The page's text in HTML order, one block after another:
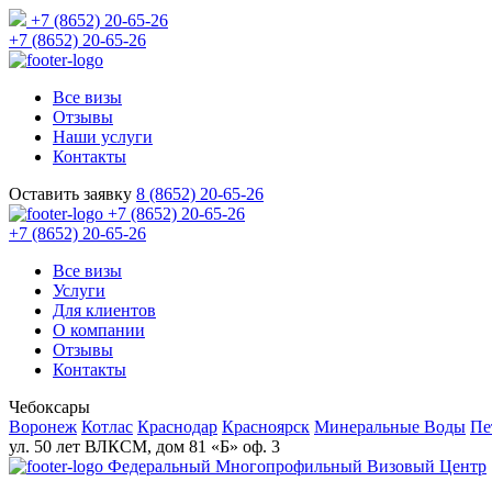
+7 (8652) 20-65-26
+7 (8652) 20-65-26
Все визы
Отзывы
Наши услуги
Контакты
Оставить заявку 8 (8652) 20-65-26
+7 (8652) 20-65-26
+7 (8652) 20-65-26
Все визы
Услуги
Для клиентов
О компании
Отзывы
Контакты
Чебоксары
Воронеж Котлас Краснодар Красноярск Минеральные Воды
ул. 50 лет ВЛКСМ, дом 81 «Б» оф. 3
Федеральный Многопрофильный Визовый Центр